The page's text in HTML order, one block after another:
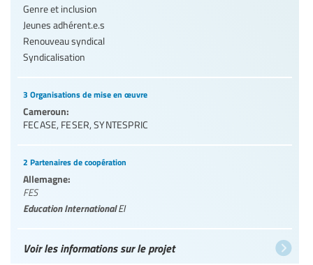
Genre et inclusion
Jeunes adhérent.e.s
Renouveau syndical
Syndicalisation
3 Organisations de mise en œuvre
Cameroun:
FECASE, FESER,SYNTESPRIC
2 Partenaires de coopération
Allemagne:
FES
Education InternationalEI
Voir les informations sur le projet